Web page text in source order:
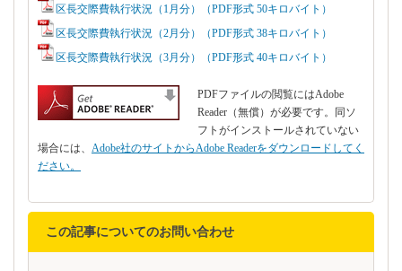
区長交際費執行状況（1月分）（PDF形式 50キロバイト）
区長交際費執行状況（2月分）（PDF形式 38キロバイト）
区長交際費執行状況（3月分）（PDF形式 40キロバイト）
PDFファイルの閲覧にはAdobe
Reader（無償）が必要です。同ソ
フトがインストールされていない
場合には、 Adobe社のサイトからAdobe Readerをダウンロードしてく
ださい。
この記事についてのお問い合わせ